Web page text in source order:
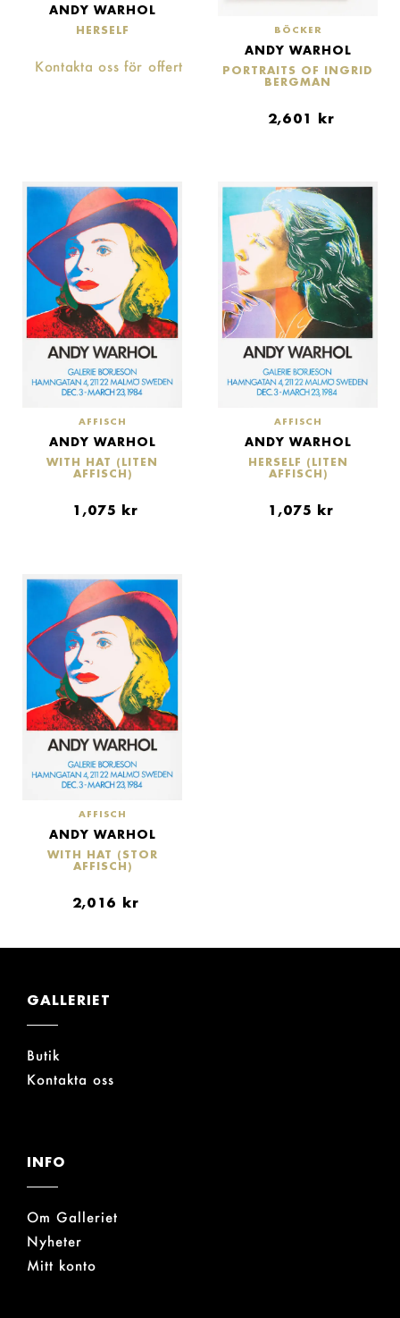
ANDY WARHOL
HERSELF
Kontakta oss för offert
BÖCKER
ANDY WARHOL
PORTRAITS OF INGRID
BERGMAN
2,601 kr
AFFISCH
ANDY WARHOL
WITH HAT (LITEN
AFFISCH)
1,075 kr
AFFISCH
ANDY WARHOL
HERSELF (LITEN
AFFISCH)
1,075 kr
AFFISCH
ANDY WARHOL
WITH HAT (STOR
AFFISCH)
2,016 kr
GALLERIET
Butik
Kontakta oss
INFO
Om Galleriet
Nyheter
Mitt konto